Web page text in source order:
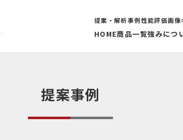
HOME商品一覧強みにつ
提案・解析事例性能評価画像
提案事例